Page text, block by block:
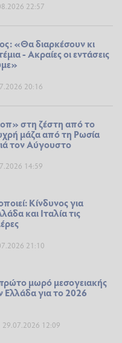
22:57
«Θα διαρκέσουν κι
- Ακραίες οι εντάσεις
20:16
στη ζέστη από το
μάζα από τη Ρωσία
τον Αύγουστο
14:59
Κίνδυνος για
και Ιταλία τις
21:10
μωρό μεσογειακής
Ελλάδα για το 2026
29.07.2026 12:09